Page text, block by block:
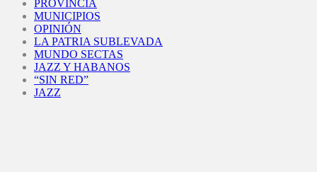
PROVINCIA
MUNICIPIOS
OPINIÓN
LA PATRIA SUBLEVADA
MUNDO SECTAS
JAZZ Y HABANOS
“SIN RED”
JAZZ